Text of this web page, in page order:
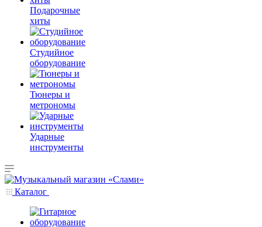
Подарочные
хиты
Студийное
оборудование
Тюнеры и
метрономы
Ударные
инструменты
Каталог